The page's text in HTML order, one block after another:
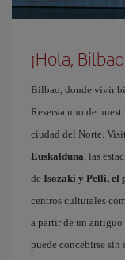
¡Hola,
Bilbao, donde vivir
Reserva uno de
ciudad del Norte.
Euskalduna, las
de Isozaki y Pelli, el
centros culturales
a partir de un
puede concebirse sin